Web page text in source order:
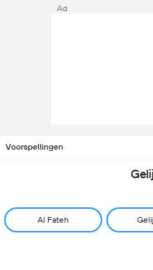
Ad
Voorspellingen
Al Fateh